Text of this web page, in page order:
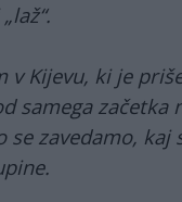
v Kijevu, ki je
samega začetka
zavedamo, kaj